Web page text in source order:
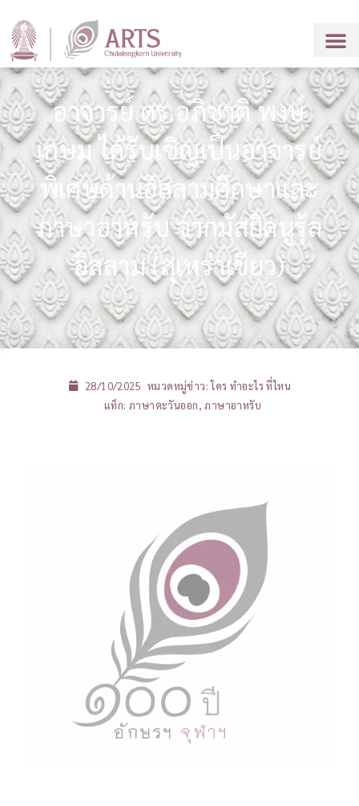
อาจารย์ ดร.อภิชาติ พงษ์
เกษม ได้รับเชิญเป็นอาจารย์
พิเศษด้านอิสลามศึกษาและ
ภาษาอาหรับ จากมัสยิดนูรุ้ล
อิสลาม (สุเหร่าเขียว)
28/10/2025 หมวดหมู่ข่าว:ใคร ทำอะไร ที่ไหน
แท็ก: ภาษาตะวันออก,ภาษาอาหรับ